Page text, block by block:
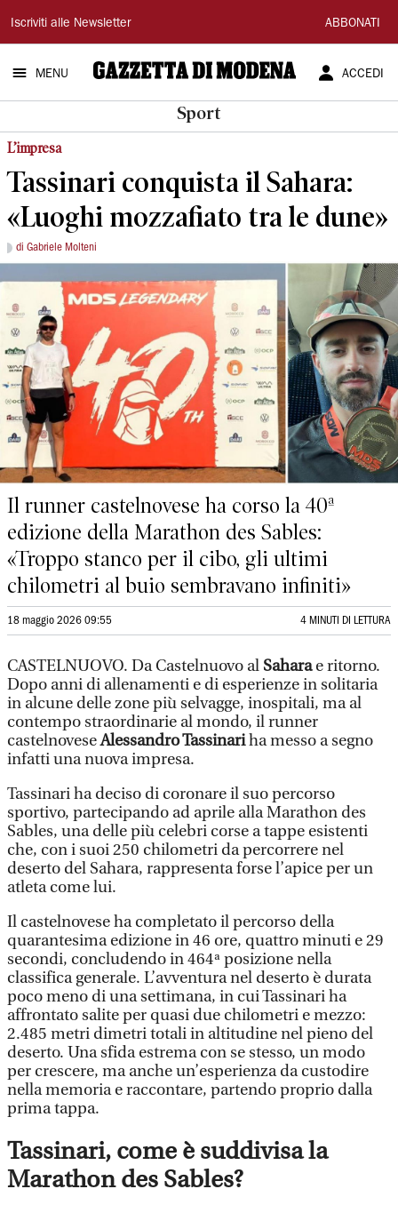
Gazzetta
di
Modena
Iscriviti alle Newsletter ABBONATI
MENU ACCEDI
Sport
L’impresa
Tassinari conquista il Sahara:
«Luoghi mozzafiato tra le dune»
di Gabriele Molteni
Il runner castelnovese ha corso la 40ª
edizione della Marathon des Sables:
«Troppo stanco per il cibo, gli ultimi
chilometri al buio sembravano infiniti»
18 maggio 2026 09:55 4 MINUTI DI LETTURA
CASTELNUOVO. Da Castelnuovo al Saharae ritorno.
Dopo anni di allenamenti e di esperienze in solitaria
in alcune delle zone più selvagge, inospitali, ma al
contempo straordinarie al mondo, il runner
castelnoveseAlessandro Tassinariha messo a segno
infatti una nuova impresa.
Tassinari ha deciso di coronare il suo percorso
sportivo, partecipando ad aprile alla Marathon des
Sables, una delle più celebri corse a tappe esistenti
che, con i suoi 250 chilometri da percorrere nel
deserto del Sahara, rappresenta forse l’apice per un
atleta come lui.
Il castelnovese ha completato il percorso della
quarantesima edizione in 46 ore, quattro minuti e 29
secondi, concludendo in 464ª posizione nella
classifica generale. L’avventura nel deserto è durata
poco meno di una settimana, in cui Tassinari ha
affrontato salite per quasi due chilometri e mezzo:
2.485 metri dimetri totali in altitudine nel pieno del
deserto. Una sfida estrema con se stesso, un modo
per crescere, ma anche un’esperienza da custodire
nella memoria e raccontare, partendo proprio dalla
prima tappa.
Tassinari, come è suddivisa la
Marathon des Sables?